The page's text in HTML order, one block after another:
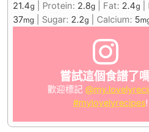
21.4g Protein: 2.8g Fat: 2.4g
37mg Sugar: 2.2g Calcium: 5
嘗試這個食譜了嗎
歡迎標記
#mylovelyrecipes!